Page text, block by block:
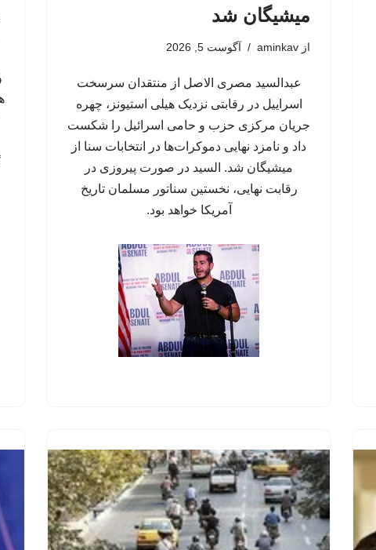
میشیگان شد
از aminkav آگوست 5, 2026
عبدالسید مصری الاصل از منتقدان سرسخت
اسراییل در رقابتی نزدیک هیلی استیونز، چهره
جریان مرکزی حزب و حامی اسرائیل را شکست
داد و نامزد نهایی دموکرات‌ها در انتخابات سنا از
میشیگان شد. السید در صورت پیروزی در
رقابت نهایی، نخستین سناتور مسلمان تاریخ
آمریکا خواهد بود.